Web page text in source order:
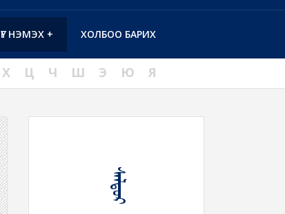
ХОЛБОО БАРИХ
ҮГ НЭМЭХ +
Х Ц Ч Ш Э Ю Я
ᠰᠠᠯᠳᠤᠷ